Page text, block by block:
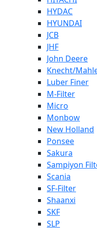
HYDAC
HYUNDAI
JCB
JHF
John Deere
Knecht/
Luber Finer
M-Filter
Micro
Monbow
New Holland
Ponsee
Sakura
Sampiyon
Scania
SF-Filter
Shaanxi
SKF
SLP